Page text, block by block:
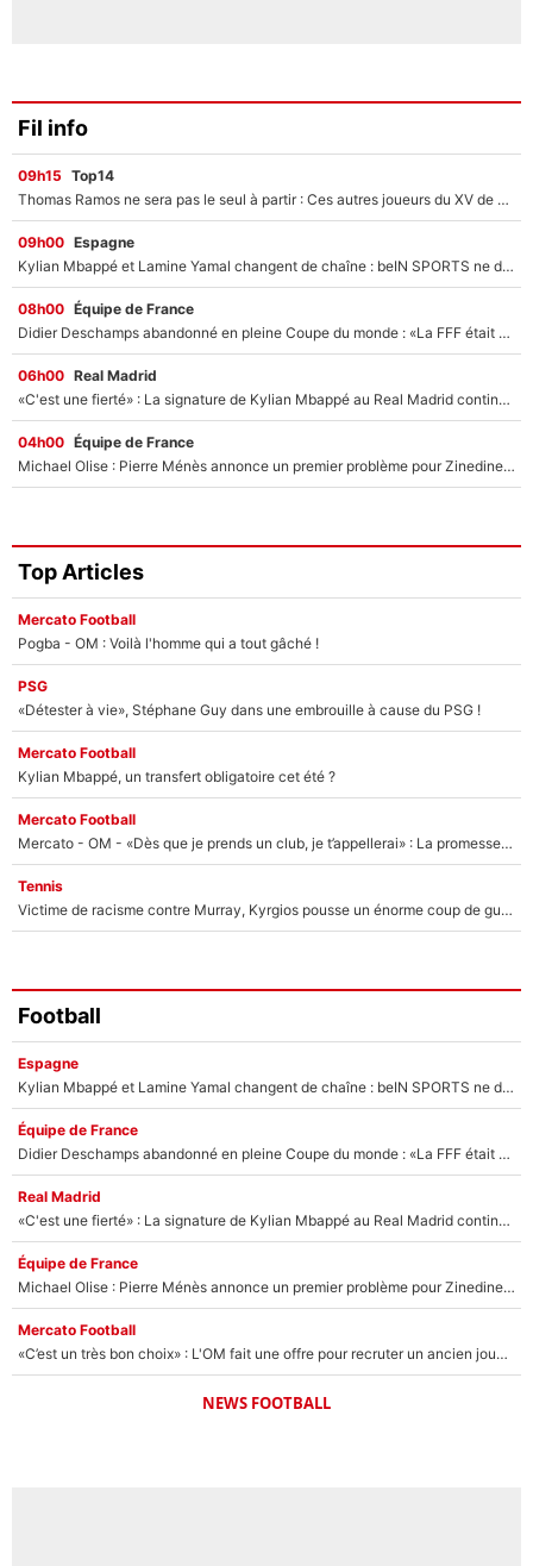
Fil info
09h15 Top14
Thomas Ramos ne sera pas le seul à partir : Ces autres joueurs du XV de France pourraient aussi quitter le Stade Toulousain, un club de Top 14 est déjà sur les rangs
09h00 Espagne
Kylian Mbappé et Lamine Yamal changent de chaîne : beIN SPORTS ne digère pas cette décision historique et prédit un fiasco pour la Liga
08h00 Équipe de France
Didier Deschamps abandonné en pleine Coupe du monde : «La FFF était déjà passée à Zinedine Zidane»
06h00 Real Madrid
«C'est une fierté» : La signature de Kylian Mbappé au Real Madrid continue de régaler l'Espagne
04h00 Équipe de France
Michael Olise : Pierre Ménès annonce un premier problème pour Zinedine Zidane en équipe de France
Top Articles
Mercato Football
Pogba - OM : Voilà l'homme qui a tout gâché !
PSG
«Détester à vie», Stéphane Guy dans une embrouille à cause du PSG !
Mercato Football
Kylian Mbappé, un transfert obligatoire cet été ?
Mercato Football
Mercato - OM - «Dès que je prends un club, je t’appellerai» : La promesse de Marcelino au moment de claquer la porte
Tennis
Victime de racisme contre Murray, Kyrgios pousse un énorme coup de gueule !
Football
Espagne
Kylian Mbappé et Lamine Yamal changent de chaîne : beIN SPORTS ne digère pas cette décision historique et prédit un fiasco pour la Liga
Équipe de France
Didier Deschamps abandonné en pleine Coupe du monde : «La FFF était déjà passée à Zinedine Zidane»
Real Madrid
«C'est une fierté» : La signature de Kylian Mbappé au Real Madrid continue de régaler l'Espagne
Équipe de France
Michael Olise : Pierre Ménès annonce un premier problème pour Zinedine Zidane en équipe de France
Mercato Football
«C’est un très bon choix» : L'OM fait une offre pour recruter un ancien joueur du PSG... et c'est validé dans l'After Foot !
NEWS FOOTBALL